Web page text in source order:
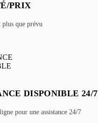
PRIX
plus que prévu
DISPONIBLE 24/7
pour une assistance 24/7